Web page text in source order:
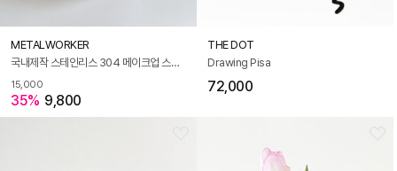
METALWORKER
국내제작 스테인리스 304 메이크업 스파출라
15,000
35% 9,800
THE DOT
Drawing Pisa
72,000